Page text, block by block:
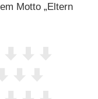
Motto „Eltern